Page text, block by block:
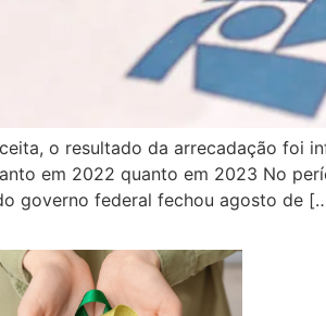
o resultado da arrecadação foi
em 2022 quanto em 2023 No
governo federal fechou agosto de